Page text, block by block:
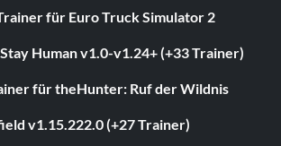
für Euro Truck Simulator 2
Human v1.0-v1.24+ (+33 Trainer)
für theHunter: Ruf der Wildnis
v1.15.222.0 (+27 Trainer)